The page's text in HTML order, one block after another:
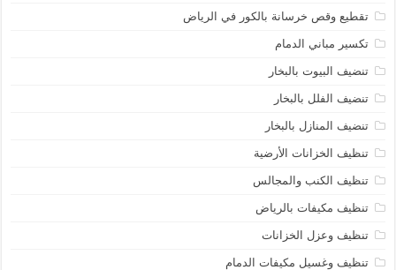
تقطيع وقص خرسانة بالكور في الرياض
تكسير مباني الدمام
تنضيف البيوت بالبخار
تنضيف الفلل بالبخار
تنضيف المنازل بالبخار
تنظيف الخزانات الأرضية
تنظيف الكنب والمجالس
تنظيف مكيفات بالرياض
تنظيف وعزل الخزانات
تنظيف وغسيل مكيفات الدمام